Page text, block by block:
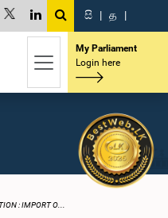
සි | த |
My Parliament
Login here
: IMPORT O...